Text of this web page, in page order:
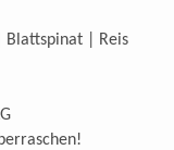
Blattspinat | Reis